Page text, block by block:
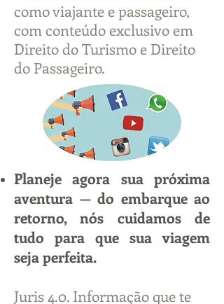
como viajante e passageiro,
com conteúdo exclusivo em
Direito do Turismo e Direito
do Passageiro.
Planeje agora sua próxima
aventura — do embarque ao
retorno, nós cuidamos de
tudo para que sua viagem
seja perfeita.
Juris 4.0. Informação que te